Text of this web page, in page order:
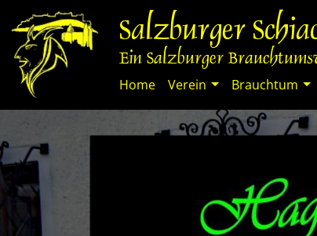
zum
Inhalt
Salzburger
Ein Salzburger
Home Verein Brauchtum